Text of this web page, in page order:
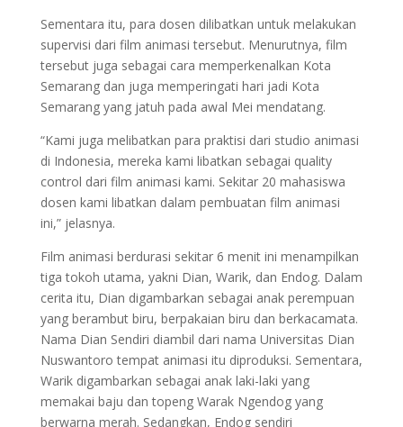
Sementara itu, para dosen dilibatkan untuk melakukan
supervisi dari film animasi tersebut. Menurutnya, film
tersebut juga sebagai cara memperkenalkan Kota
Semarang dan juga memperingati hari jadi Kota
Semarang yang jatuh pada awal Mei mendatang.
“Kami juga melibatkan para praktisi dari studio animasi
di Indonesia, mereka kami libatkan sebagai quality
control dari film animasi kami. Sekitar 20 mahasiswa
dosen kami libatkan dalam pembuatan film animasi
ini,” jelasnya.
Film animasi berdurasi sekitar 6 menit ini menampilkan
tiga tokoh utama, yakni Dian, Warik, dan Endog. Dalam
cerita itu, Dian digambarkan sebagai anak perempuan
yang berambut biru, berpakaian biru dan berkacamata.
Nama Dian Sendiri diambil dari nama Universitas Dian
Nuswantoro tempat animasi itu diproduksi. Sementara,
Warik digambarkan sebagai anak laki-laki yang
memakai baju dan topeng Warak Ngendog yang
berwarna merah. Sedangkan, Endog sendiri